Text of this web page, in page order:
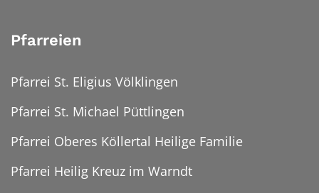
Pfarreien
Pfarrei St. Eligius Völklingen
Pfarrei St. Michael Püttlingen
Pfarrei Oberes Köllertal Heilige Familie
Pfarrei Heilig Kreuz im Warndt